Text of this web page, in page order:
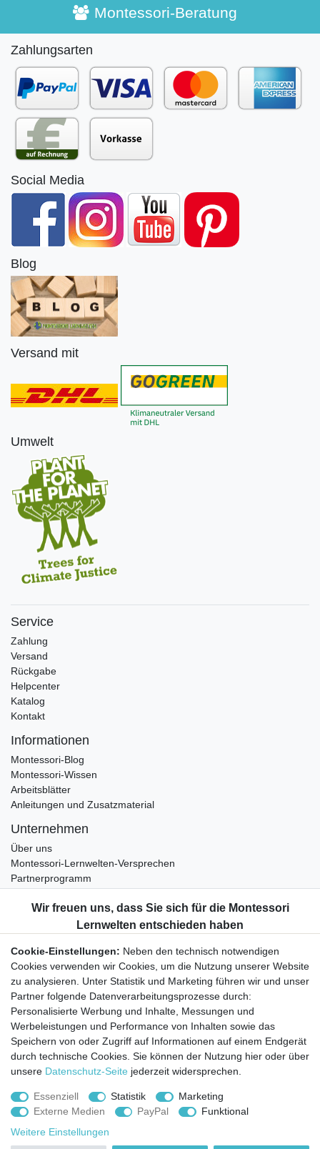
Montessori-Beratung
Zahlungsarten
Social Media
Blog
Versand mit
Umwelt
Service
Zahlung
Versand
Rückgabe
Helpcenter
Katalog
Kontakt
Informationen
Montessori-Blog
Montessori-Wissen
Arbeitsblätter
Anleitungen und Zusatzmaterial
Unternehmen
Über uns
Montessori-Lernwelten-Versprechen
Partnerprogramm
Bestellung widerrufen
Datenschutzerklärung
AGB
Impressum
Aktuelles rund um Montessori-Materialien und
Montessori-Pädagogik.
Kostenfreie wöchentliche Infos
Hiermit bestätige ich, dass ich dieDaten­schutz­erklärunggelesen habe. Sie
Abonnieren
Cookie-Einstellungen: Neben den technisch notwendigen
Cookies verwenden wir Cookies, um die Nutzung unserer Website
zu analysieren. Unter Statistik und Marketing führen wir und unser
Partner folgende Datenverarbeitungsprozesse durch:
Personalisierte Werbung und Inhalte, Messungen und
Werbeleistungen und Performance von Inhalten sowie das
Speichern von oder Zugriff auf Informationen auf einem Endgerät
durch technische Cookies. Sie können der Nutzung hier oder über
unsere Datenschutz-Seite jederzeit widersprechen.
Essenziell Statistik
Marketing
Externe Medien
PayPal
Funktional
Weitere Einstellungen